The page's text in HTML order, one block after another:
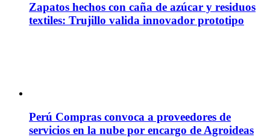
Zapatos hechos con caña de azúcar y residuos
textiles: Trujillo valida innovador prototipo
Perú Compras convoca a proveedores de
servicios en la nube por encargo de Agroideas